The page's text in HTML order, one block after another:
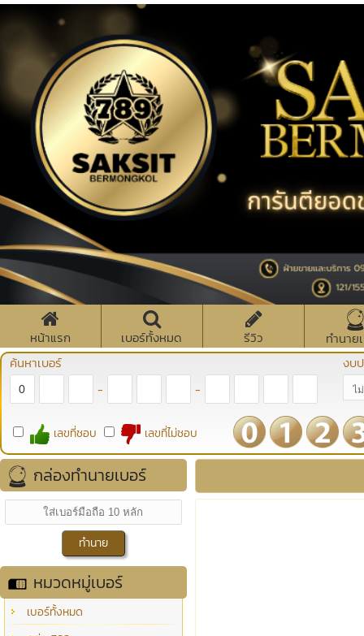
หน้าแรก เบอร์ทั้งหมด รีวิว
ทำนาย
ค้นหาเบอร์
- -
งบ
เลขที่ชอบ เลขที่ไม่ชอบ
กล่องทำนายเบอร์
หมวดหมู่เบอร์
เบอร์ทั้งหมด